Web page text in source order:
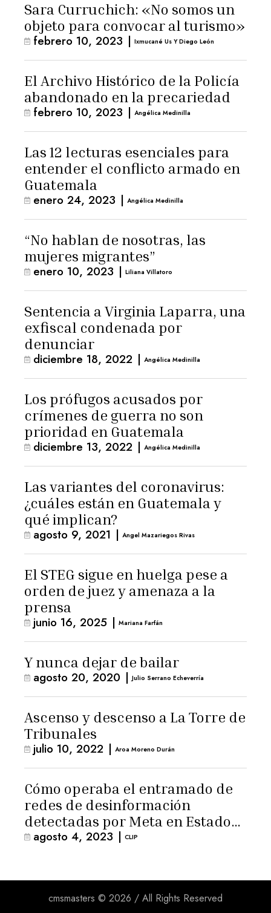
Sara Curruchich: «No somos un
objeto para convocar al turismo»
febrero 10, 2023 | Ixmucané Us Y Diego León
El Archivo Histórico de la Policía
abandonado en la precariedad
febrero 10, 2023 | Angélica Medinilla
Las 12 lecturas esenciales para
entender el conflicto armado en
Guatemala
enero 24, 2023 | Angélica Medinilla
“No hablan de nosotras, las
mujeres migrantes”
enero 10, 2023 | Liliana Villatoro
Sentencia a Virginia Laparra, una
exfiscal condenada por
denunciar
diciembre 18, 2022 | Angélica Medinilla
Los prófugos acusados por
crímenes de guerra no son
prioridad en Guatemala
diciembre 13, 2022 | Angélica Medinilla
Las variantes del coronavirus:
¿cuáles están en Guatemala y
qué implican?
agosto 9, 2021 | Angel Mazariegos Rivas
El STEG sigue en huelga pese a
orden de juez y amenaza a la
prensa
junio 16, 2025 | Mariana Farfán
Y nunca dejar de bailar
agosto 20, 2020 | Julio Serrano Echeverría
Ascenso y descenso a La Torre de
Tribunales
julio 10, 2022 | Aroa Moreno Durán
Cómo operaba el entramado de
redes de desinformación
detectadas por Meta en Estados
Unidos
agosto 4, 2023 | CLIP
cmsmasters © 2026 / All Rights Reserved